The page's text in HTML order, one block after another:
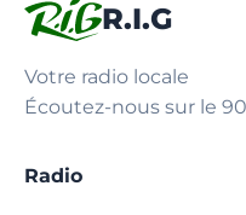
R.I.G
Votre radio locale
Écoutez-nous sur le
Radio